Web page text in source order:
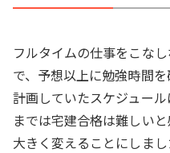
フルタイムの仕事をこな
で、予想以上に勉強時間
計画していたスケジュー
までは宅建合格は難しい
大きく変えることにしまし